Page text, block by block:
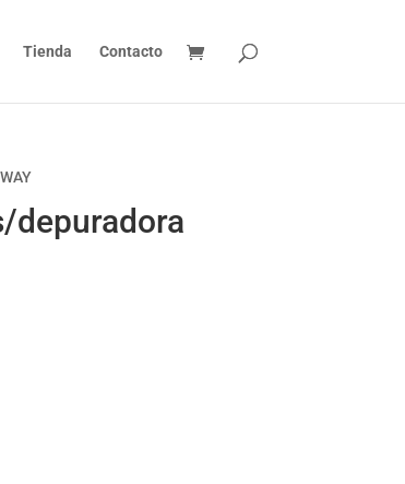
Tienda Contacto
depuradora